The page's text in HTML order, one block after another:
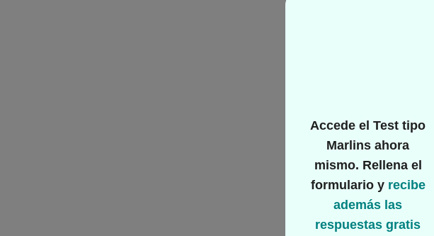
Accede el Test tipo
Marlins ahora
mismo. Rellena el
formulario y recibe
además las
respuestas gratis